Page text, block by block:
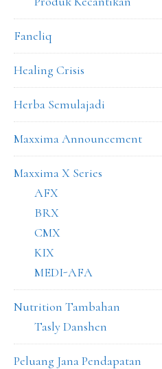
Faneliq
Healing Crisis
Herba Semulajadi
Maxxima Announcement
Maxxima X Series
AFX
BRX
CMX
KIX
MEDI-AFA
Nutrition Tambahan
Tasly Danshen
Peluang Jana Pendapatan